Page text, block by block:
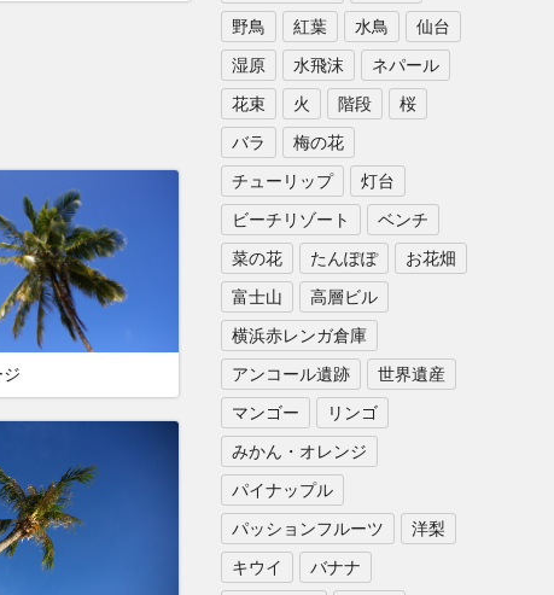
野鳥
紅葉 水鳥
仙台
湿原
水飛沫
ネパール
花束
火 階段
桜
バラ
梅の花
チューリップ
灯台
ビーチリゾート
ベンチ
菜の花
たんぽぽ
お花畑
富士山
高層ビル
横浜赤レンガ倉庫
アンコール遺跡
世界遺産
マンゴー
リンゴ
みかん・オレンジ
パイナップル
パッションフルーツ
洋梨
キウイ
バナナ